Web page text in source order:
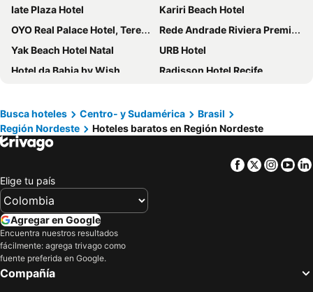
Iate Plaza Hotel
Kariri Beach Hotel
OYO Real Palace Hotel, Teresina
Rede Andrade Riviera Premium
Yak Beach Hotel Natal
URB Hotel
Hotel da Bahia by Wish
Radisson Hotel Recife
Hilton Garden Inn Maceio
Gran Mareiro Hotel
Hotel Parque das Fontes
Rede Andrade Vela Branca
Ocean Palace Beach Resort & Bungalows
Vila Gale Salvador
Por Do Sol Praia Hotel
Rede Andrade SLZ
Rede Andrade Plaza Salvador
Ondina Apart Hotel
Busca hoteles Centro- y Sudamérica
Brasil
Región Nordeste
Hoteles baratos en Región Nordeste
Facebook
Twitter
Elige tu país
Agregar en Google
Encuentra nuestros resultados
fácilmente: agrega trivago como
fuente preferida en Google.
Compañía